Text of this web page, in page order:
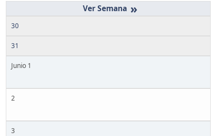
»
30
31
Junio 1
2
3